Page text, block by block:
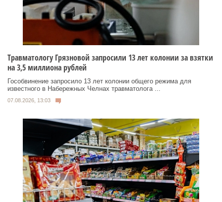
Травматологу Грязновой запросили 13 лет колонии за взятки
на 3,5 миллиона рублей
Гособвинение запросило 13 лет колонии общего режима для
известного в Набережных Челнах травматолога ...
07.08.2026, 13:03